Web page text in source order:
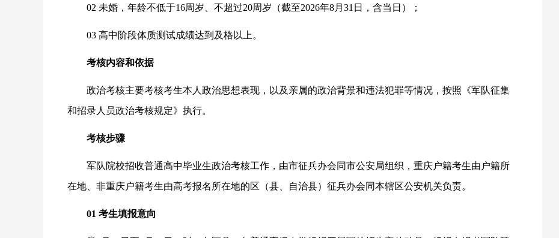
02 未婚，年龄不低于16周岁、不超过20周岁（截至2026年8月31日，含当日）；
03 高中阶段体质测试成绩达到及格以上。
考核内容和依据
政治考核主要考核考生本人政治思想表现，以及亲属的政治背景和违法犯罪等情况，按照《军队征集
和招录人员政治考核规定》执行。
考核步骤
军队院校招收普通高中毕业生政治考核工作，由市征兵办会同市公安局组织，重庆户籍考生由户籍所
在地、非重庆户籍考生由高考报名所在地的区（县、自治县）征兵办会同本辖区公安机关负责。
01 考生填报意向